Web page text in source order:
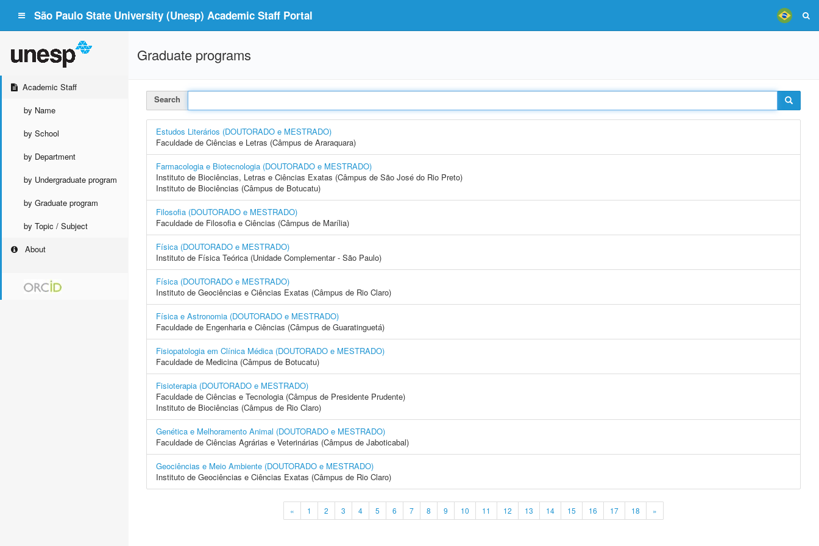
São Paulo State University (Unesp) Academic Staff Portal
Academic Staff
by Name
by School
by Department
by Undergraduate program
by Graduate program
by Topic / Subject
About
Graduate programs
Search
Estudos Literários (DOUTORADO e MESTRADO)
Faculdade de Ciências e Letras (Câmpus de Araraquara)
Farmacologia e Biotecnologia (DOUTORADO e MESTRADO)
Instituto de Biociências, Letras e Ciências Exatas (Câmpus de São José do Rio Preto)
Instituto de Biociências (Câmpus de Botucatu)
Filosofia (DOUTORADO e MESTRADO)
Faculdade de Filosofia e Ciências (Câmpus de Marília)
Física (DOUTORADO e MESTRADO)
Instituto de Física Teórica (Unidade Complementar - São Paulo)
Física (DOUTORADO e MESTRADO)
Instituto de Geociências e Ciências Exatas (Câmpus de Rio Claro)
Física e Astronomia (DOUTORADO e MESTRADO)
Faculdade de Engenharia e Ciências (Câmpus de Guaratinguetá)
Fisiopatologia em Clínica Médica (DOUTORADO e MESTRADO)
Faculdade de Medicina (Câmpus de Botucatu)
Fisioterapia (DOUTORADO e MESTRADO)
Faculdade de Ciências e Tecnologia (Câmpus de Presidente Prudente)
Instituto de Biociências (Câmpus de Rio Claro)
Genética e Melhoramento Animal (DOUTORADO e MESTRADO)
Faculdade de Ciências Agrárias e Veterinárias (Câmpus de Jaboticabal)
Geociências e Meio Ambiente (DOUTORADO e MESTRADO)
Instituto de Geociências e Ciências Exatas (Câmpus de Rio Claro)
« 1 2 3 4 5 6 7 8 9 10 11 12 13 14 15 16 17 18 »